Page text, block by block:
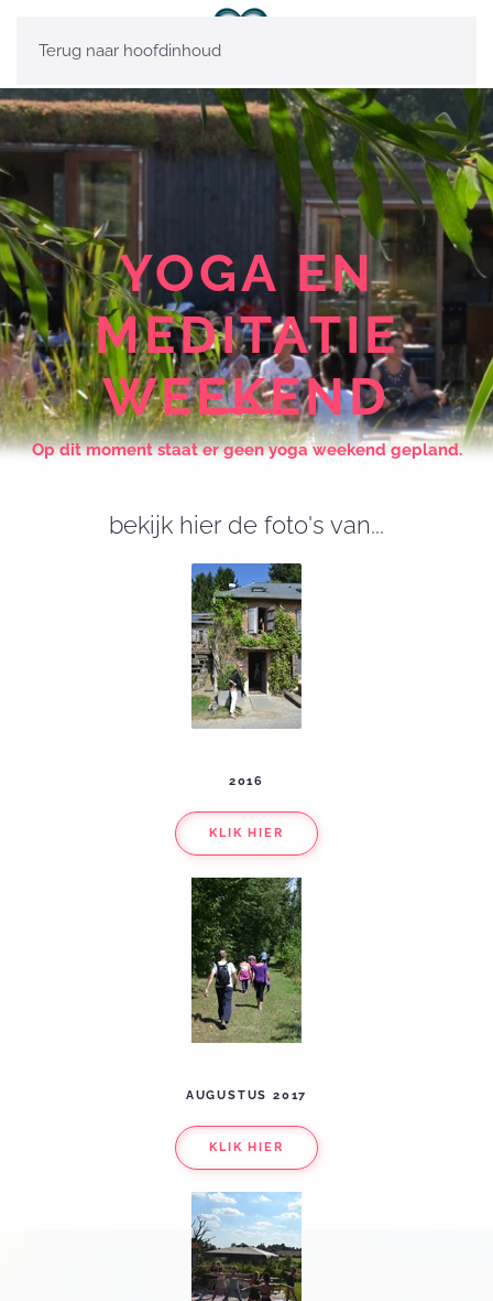
Terug naar hoofdinhoud
YOGA EN
MEDITATIE
WEEKEND
Op dit moment staat er geen yoga weekend gepland.
bekijk hier de foto's van...
2016
KLIK HIER
AUGUSTUS 2017
KLIK HIER